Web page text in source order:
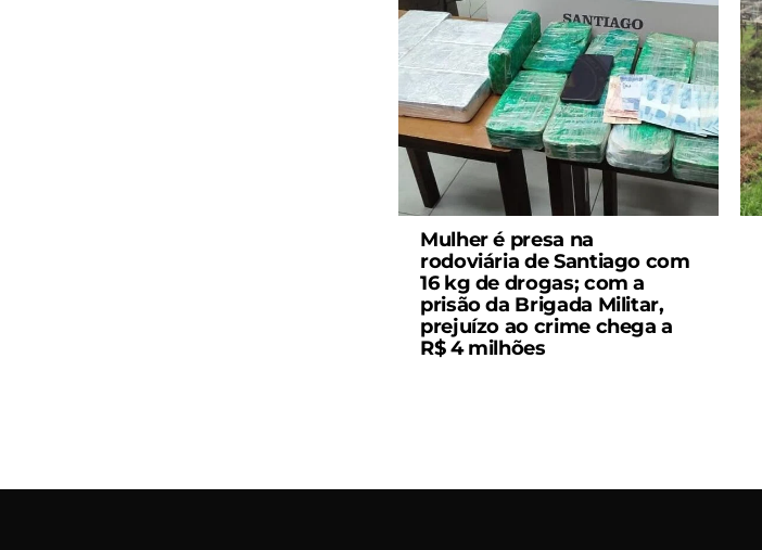
Mulher é presa na
rodoviária de Santiago com
16 kg de drogas; com a
prisão da Brigada Militar,
prejuízo ao crime chega a
R$ 4 milhões